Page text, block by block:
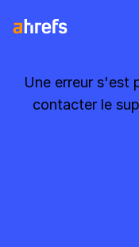
Une erreur s'est
contacter le